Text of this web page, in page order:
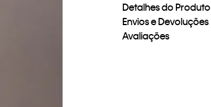
Detalhes do Produto
Envios e Devoluções
Avaliações